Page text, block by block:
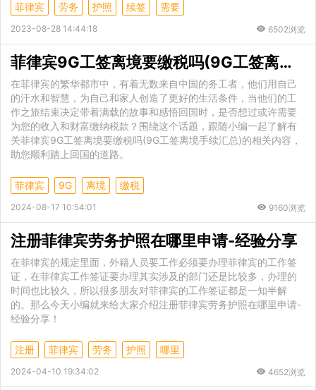
菲律宾 劳务 护照 续签 需要
2023-08-28 14:44:18 6502浏览
菲律宾9G工签离境要缴税吗(9G工签离境手续汇总)
在菲律宾的繁华都市中，有着无数来自中国的务工者，他们用自己
的汗水和智慧，为自己和家人创造了更好的生活条件，当他们的工
作之旅结束决定带着满载的故事和感悟回国时，是否想过或许需要
为您的收入和财富缴纳税款？围绕这个话题，跟随小编一起了解有
关菲律宾9G工签离境要缴税吗(9G工签离境手续汇总)的相关内容，
助您顺利踏上回国的道路。
菲律宾 9G 离境 缴税
2024-08-17 10:54:01 9160浏览
注册菲律宾劳务护照在哪里申请-经验分享
在菲律宾的规定里面，外籍人员要工作必须要办理菲律宾的工作签
证，在菲律宾工作签证要办理其实涉及的部门还是比较多，办理的
时间也比较久，所以很多朋友对菲律宾的工作签证都是一知半解
的。那么今天小编就来给大家介绍注册菲律宾劳务护照在哪里申请-
经验分享！
注册 菲律宾 劳务 护照 哪里
2024-04-10 19:34:02 4652浏览